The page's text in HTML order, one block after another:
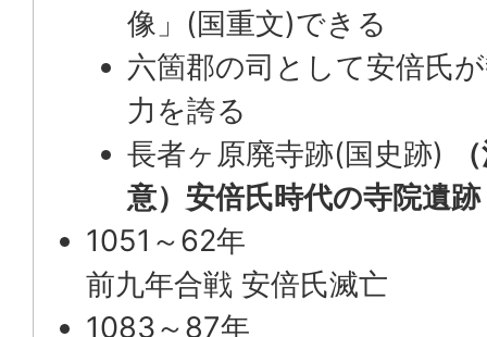
像」(国重文)できる
六箇郡の司として安倍氏
力を誇る
長者ヶ原廃寺跡(国史跡)
意）安倍氏時代の寺院遺跡
1051～62年
前九年合戦 安倍氏滅亡
1083～87年